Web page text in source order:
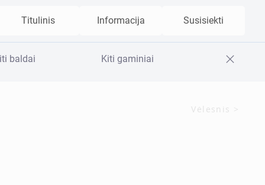
Titulinis Informacija Susisiekti
baldai Kiti gaminiai
Vėlesnis >